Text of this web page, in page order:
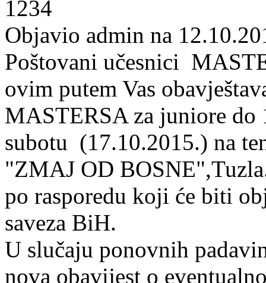
1234
Objavio admin na
Poštovani učesnici
ovim putem Vas
MASTERSA za juniore do
subotu (17.10.2015.) na
"ZMAJ OD
po rasporedu koji će biti
saveza BiH.
U slučaju ponovnih
nova obavijest o